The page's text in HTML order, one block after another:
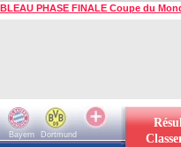
PHASE FINALE Coupe du
Bayern
Dortmund